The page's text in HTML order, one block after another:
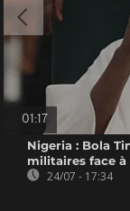
01:17
Nigeria : Bola
militaires face
24/07 - 17:34